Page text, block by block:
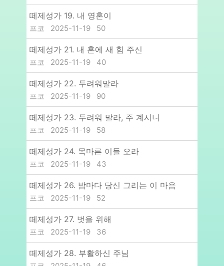
떼제성가 19. 내 영혼이
프코 2025-11-19 50
떼제성가 21. 내 혼에 새 힘 주신
프코 2025-11-19 40
떼제성가 22. 두려워말라
프코 2025-11-19 90
떼제성가 23. 두려워 말라, 주 계시니
프코 2025-11-19 58
떼제성가 24. 목마른 이들 오라
프코 2025-11-19 43
떼제성가 26. 밤마다 당신 그리는 이 마음
프코 2025-11-19 52
떼제성가 27. 벗을 위해
프코 2025-11-19 36
떼제성가 28. 부활하신 주님